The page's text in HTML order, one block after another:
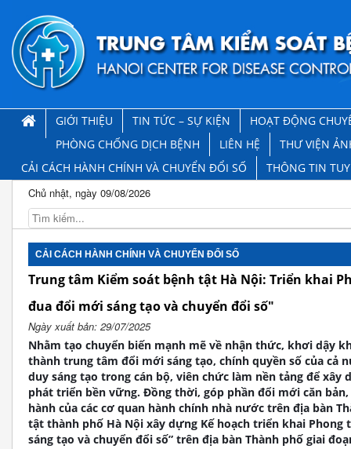
GIỚI THIỆU TIN TỨC – SỰ KIỆN
HOẠT ĐỘNG
PHÒNG CHỐNG DỊCH BỆNH
LIÊN HỆ
THƯ VIỆN
CẢI CÁCH HÀNH CHÍNH VÀ CHUYỂN ĐỔI SỐ
THÔNG TIN
Chủ nhật, ngày 09/08/2026
CẢI CÁCH HÀNH CHÍNH VÀ CHUYỂN ĐỔI SỐ
Trung tâm Kiểm soát bệnh tật Hà Nội: Triển khai
đua đổi mới sáng tạo và chuyển đổi số"
Ngày xuất bản: 29/07/2025
Nhằm tạo chuyển biến mạnh mẽ về nhận thức, khơi dậy
thành trung tâm đổi mới sáng tạo, chính quyền số của cả
duy sáng tạo trong cán bộ, viên chức làm nền tảng để xây
phát triển bền vững. Đồng thời, góp phần đổi mới căn
hành của các cơ quan hành chính nhà nước trên địa bàn
tật thành phố Hà Nội xây dựng Kế hoạch triển khai
sáng tạo và chuyển đổi số” trên địa bàn Thành phố giai